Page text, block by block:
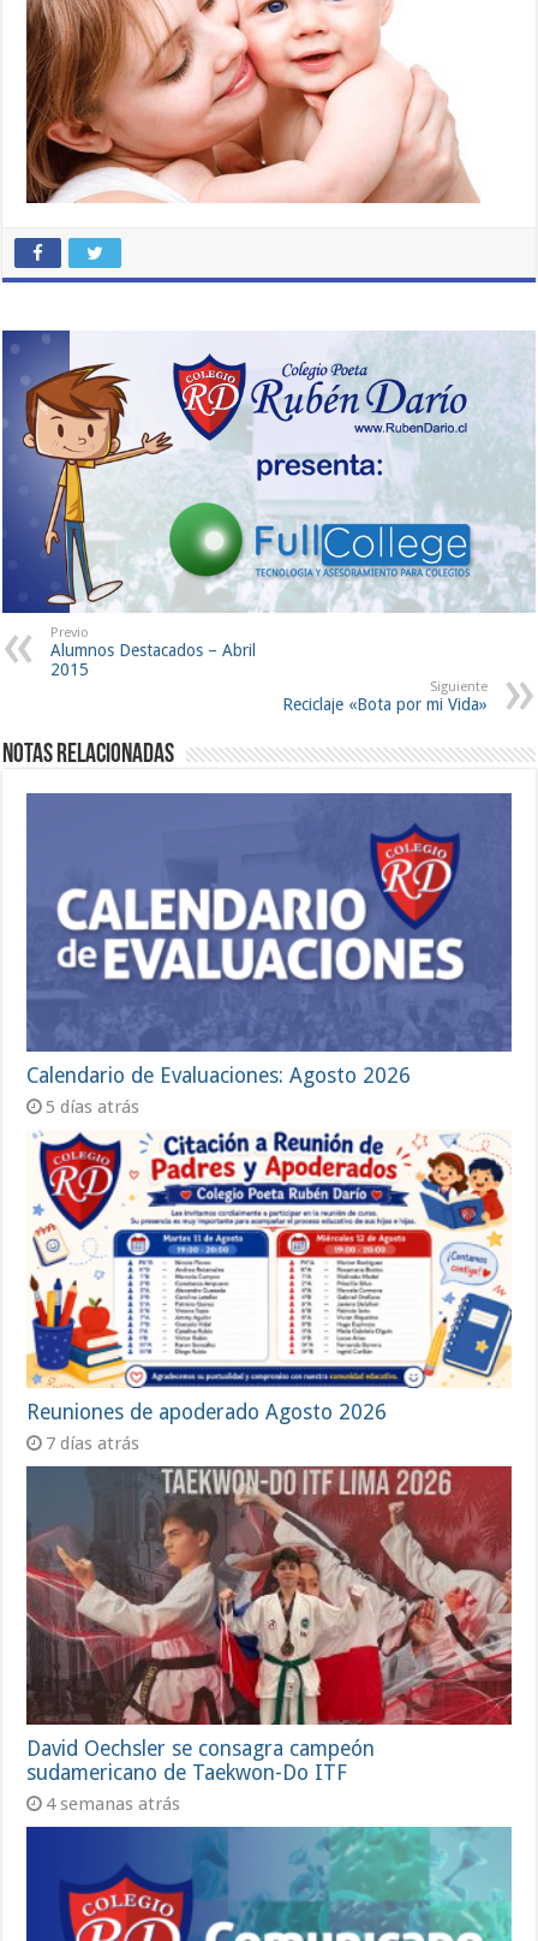
Previo
Alumnos Destacados – Abril
2015
Siguiente
Reciclaje «Bota por mi Vida»
Notas Relacionadas
Calendario de Evaluaciones: Agosto 2026
5 días atrás
Reuniones de apoderado Agosto 2026
7 días atrás
David Oechsler se consagra campeón
sudamericano de Taekwon-Do ITF
4 semanas atrás